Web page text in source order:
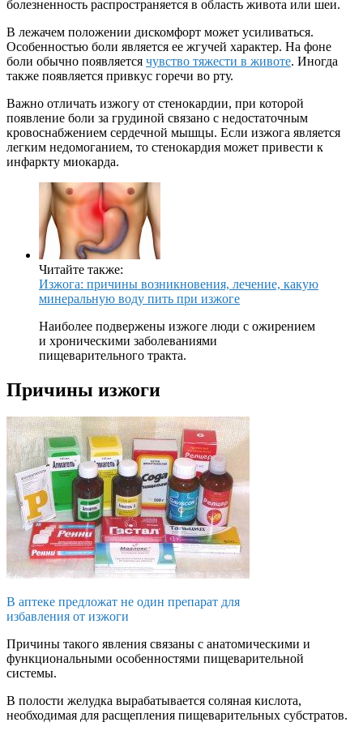
болезненность распространяется в область живота или шеи.
В лежачем положении дискомфорт может усиливаться.
Особенностью боли является ее жгучей характер. На фоне
боли обычно появляется чувство тяжести в животе. Иногда
также появляется привкус горечи во рту.
Важно отличать изжогу от стенокардии, при которой
появление боли за грудиной связано с недостаточным
кровоснабжением сердечной мышцы. Если изжога является
легким недомоганием, то стенокардия может привести к
инфаркту миокарда.
Читайте также:
Изжога: причины возникновения, лечение, какую
минеральную воду пить при изжоге
Наиболее подвержены изжоге люди с ожирением
и хроническими заболеваниями
пищеварительного тракта.
Причины изжоги
В аптеке предложат не один препарат для
избавления от изжоги
Причины такого явления связаны с анатомическими и
функциональными особенностями пищеварительной
системы.
В полости желудка вырабатывается соляная кислота,
необходимая для расщепления пищеварительных субстратов.